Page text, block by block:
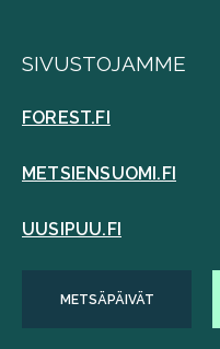
SIVUSTOJAMME
FOREST.FI
METSIENSUOMI.FI
UUSIPUU.FI
METSÄPÄIVÄT